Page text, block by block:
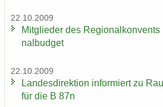
22.10.2009
Mit­glie­der des
nal­bud­get
22.10.2009
Lan­des­di­rek­ti­on in­for­miert zu
für die B 87n